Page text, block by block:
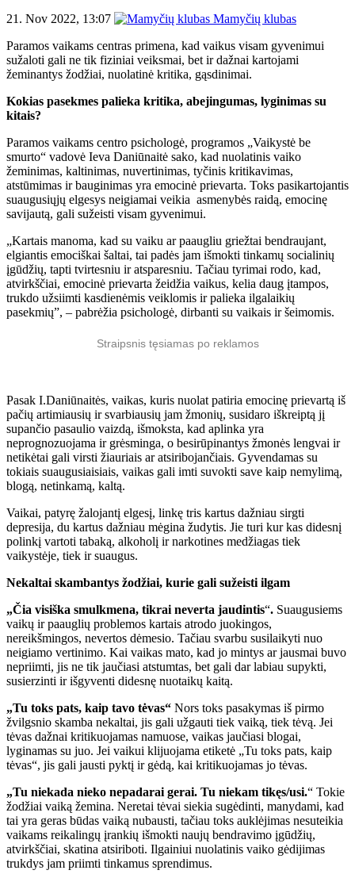
21. Nov 2022, 13:07
Mamyčių klubas
Paramos vaikams centras primena, kad vaikus visam gyvenimui
sužaloti gali ne tik fiziniai veiksmai, bet ir dažnai kartojami
žeminantys žodžiai, nuolatinė kritika, gąsdinimai.
Kokias pasekmes palieka kritika, abejingumas, lyginimas su
kitais?
Paramos vaikams centro psichologė, programos „Vaikystė be
smurto“ vadovė Ieva Daniūnaitė sako, kad nuolatinis vaiko
žeminimas, kaltinimas, nuvertinimas, tyčinis kritikavimas,
atstūmimas ir bauginimas yra emocinė prievarta. Toks pasikartojantis
suaugusiųjų elgesys neigiamai veikia asmenybės raidą, emocinę
savijautą, gali sužeisti visam gyvenimui.
„Kartais manoma, kad su vaiku ar paaugliu griežtai bendraujant,
elgiantis emociškai šaltai, tai padės jam išmokti tinkamų socialinių
įgūdžių, tapti tvirtesniu ir atsparesniu. Tačiau tyrimai rodo, kad,
atvirkščiai, emocinė prievarta žeidžia vaikus, kelia daug įtampos,
trukdo užsiimti kasdienėmis veiklomis ir palieka ilgalaikių
pasekmių”, – pabrėžia psichologė, dirbanti su vaikais ir šeimomis.
Straipsnis tęsiamas po reklamos
Pasak I.Daniūnaitės, vaikas, kuris nuolat patiria emocinę prievartą iš
pačių artimiausių ir svarbiausių jam žmonių, susidaro iškreiptą jį
supančio pasaulio vaizdą, išmoksta, kad aplinka yra
neprognozuojama ir grėsminga, o besirūpinantys žmonės lengvai ir
netikėtai gali virsti žiauriais ar atsiribojančiais. Gyvendamas su
tokiais suaugusiaisiais, vaikas gali imti suvokti save kaip nemylimą,
blogą, netinkamą, kaltą.
Vaikai, patyrę žalojantį elgesį, linkę tris kartus dažniau sirgti
depresija, du kartus dažniau mėgina žudytis. Jie turi kur kas didesnį
polinkį vartoti tabaką, alkoholį ir narkotines medžiagas tiek
vaikystėje, tiek ir suaugus.
Nekaltai skambantys žodžiai, kurie gali sužeisti ilgam
„Čia visiška smulkmena, tikrai neverta jaudintis“. Suaugusiems
vaikų ir paauglių problemos kartais atrodo juokingos,
nereikšmingos, nevertos dėmesio. Tačiau svarbu susilaikyti nuo
neigiamo vertinimo. Kai vaikas mato, kad jo mintys ar jausmai buvo
nepriimti, jis ne tik jaučiasi atstumtas, bet gali dar labiau supykti,
susierzinti ir išgyventi didesnę nuotaikų kaitą.
„Tu toks pats, kaip tavo tėvas“ Nors toks pasakymas iš pirmo
žvilgsnio skamba nekaltai, jis gali užgauti tiek vaiką, tiek tėvą. Jei
tėvas dažnai kritikuojamas namuose, vaikas jaučiasi blogai,
lyginamas su juo. Jei vaikui klijuojama etiketė „Tu toks pats, kaip
tėvas“, jis gali jausti pyktį ir gėdą, kai kritikuojamas jo tėvas.
„Tu niekada nieko nepadarai gerai. Tu niekam tikęs/usi.“ Tokie
žodžiai vaiką žemina. Neretai tėvai siekia sugėdinti, manydami, kad
tai yra geras būdas vaiką nubausti, tačiau toks auklėjimas nesuteikia
vaikams reikalingų įrankių išmokti naujų bendravimo įgūdžių,
atvirkščiai, skatina atsiriboti. Ilgainiui nuolatinis vaiko gėdijimas
trukdys jam priimti tinkamus sprendimus.